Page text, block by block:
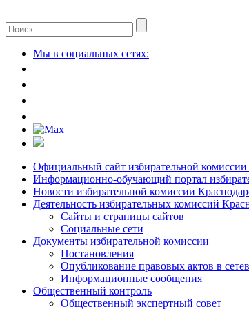
Мы в социальных сетях:
Официальный сайт избирательной комиссии
Информационно-обучающий портал
Новости избирательной комиссии
Деятельность избирательных комиссий
Сайты и страницы сайтов
Социальные сети
Документы избирательной комиссии
Постановления
Опубликование правовых актов в
Информационные сообщения
Общественный контроль
Общественный экспертный совет